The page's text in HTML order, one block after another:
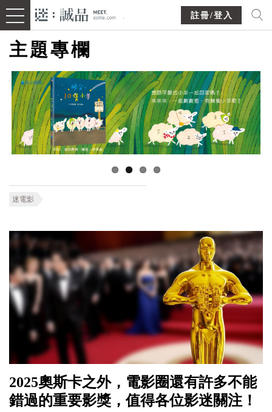
註冊/登入
主題專欄
迷電影
2025奧斯卡之外，電影圈還有許多不能
錯過的重要影獎，值得各位影迷關注！